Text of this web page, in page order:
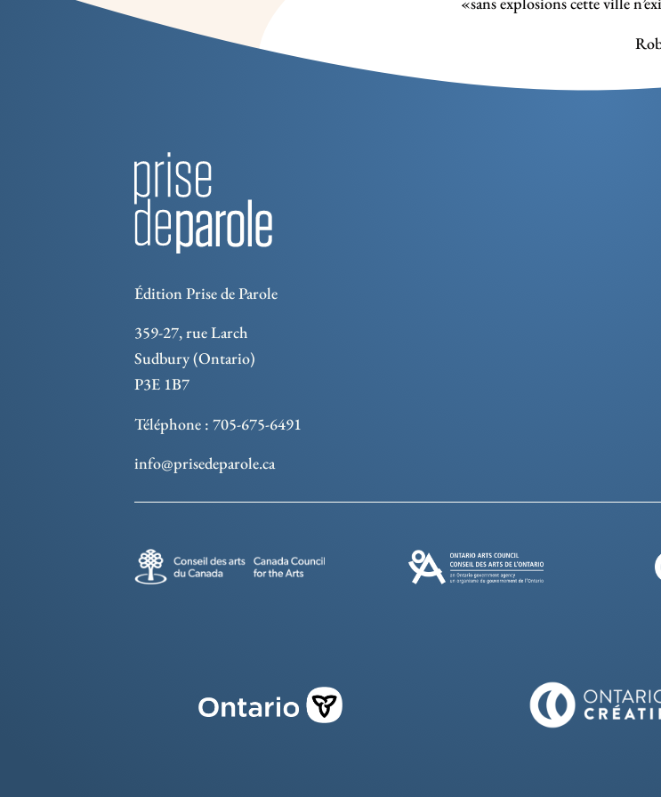
Robert
Édition Prise de Parole
359-27, rue Larch
Sudbury (Ontario)
P3E 1B7
Téléphone : 705-675-6491
info@prisedeparole.ca